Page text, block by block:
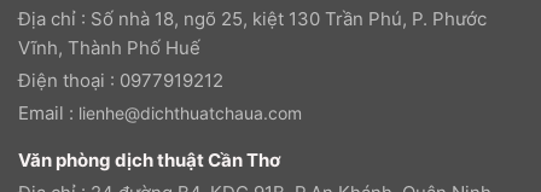
Địa chỉ : Số nhà 18, ngõ 25, kiệt 130 Trần Phú, P. Phước
Vĩnh, Thành Phố Huế
Điện thoại : 0977919212
Email : lienhe@dichthuatchaua.com
Văn phòng dịch thuật Cần Thơ